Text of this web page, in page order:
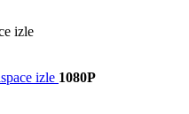
izle 1080P